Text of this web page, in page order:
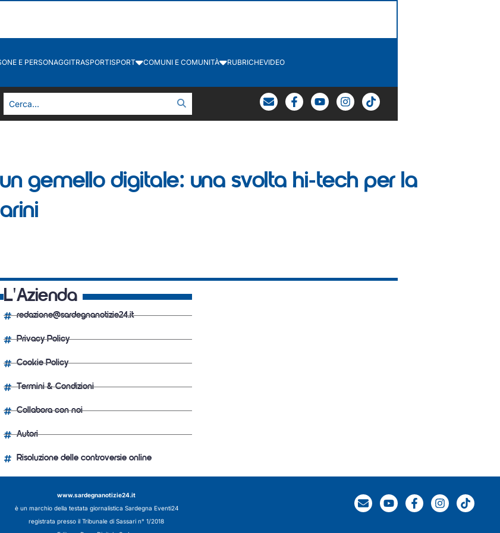
E PERSONAGGITRASPORTISPORT COMUNI E COMUNITÀ RUBRICHEVIDEO
gemello digitale: una svolta hi-tech per la
L'Azienda
redazione@sardegnanotizie24.it
Privacy Policy
Cookie Policy
Termini & Condizioni
Collabora con noi
Autori
Risoluzione delle controversie online
www.sardegnanotizie24.it
è un marchio della testata giornalistica Sardegna Eventi24
registrata presso il Tribunale di Sassari n° 1/2018